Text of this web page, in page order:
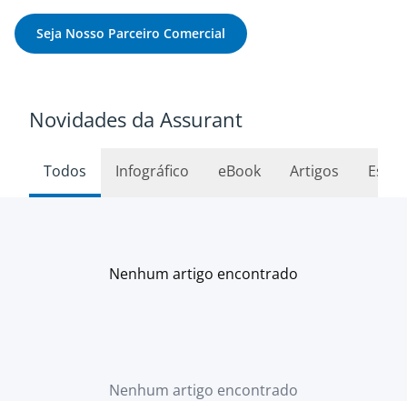
Seja Nosso Parceiro Comercial
Novidades da Assurant
Todos Infográfico eBook Artigos
Nenhum artigo encontrado
Nenhum artigo encontrado